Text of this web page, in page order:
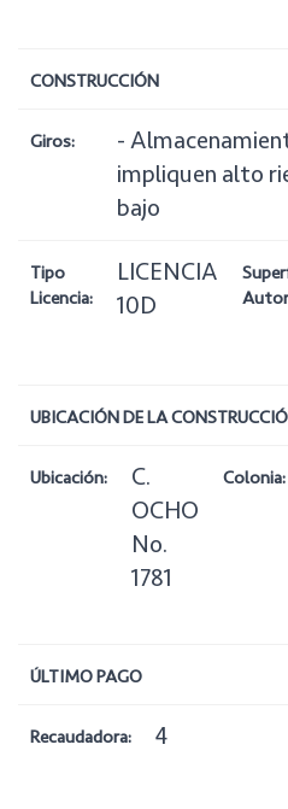
CONSTRUCCIÓN
Giros:
-
impliquen alto
bajo
Tipo
Licencia:
LICENCIA
10D
UBICACIÓN DE LA
Ubicación:
C.
OCHO
No.
1781
Colonia:
ÚLTIMO PAGO
Recaudadora: 4